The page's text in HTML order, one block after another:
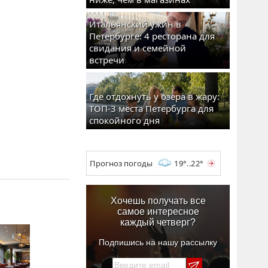
Итальянский ужин в
Петербурге: 4 ресторана для
свидания и семейной
встречи
Где отдохнуть у озера в жару:
ТОП-3 места Петербурга для
спокойного дня
Прогноз погоды 19°..22°
Хочешь получать все
самое интересное
каждый четверг?
Подпишись на нашу рассылку